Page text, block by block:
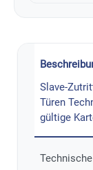
Slave-
Türen
gültige